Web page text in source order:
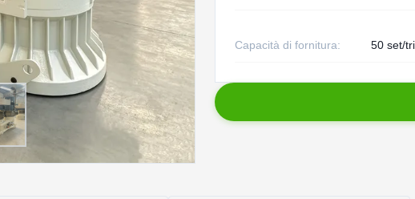
Capacità di fornitura: 50 set/